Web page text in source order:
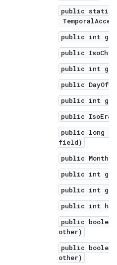
public static
public int
public
public int
public
public int
public IsoEra
public long
field)
public Month
public int
public int
public int
public
other)
public
other)